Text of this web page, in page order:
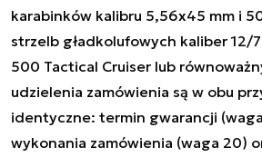
karabinków kalibru 5,56x45 mm i
strzelb gładkolufowych kaliber 12/
500 Tactical Cruiser lub
udzielenia zamówienia są w obu
identyczne: termin gwarancji
wykonania zamówienia (waga 20)